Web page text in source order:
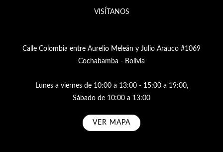
VISÍTANOS
Calle Colombia entre Aurelio Meleán y Julio Arauco #1069
Cochabamba - Bolivia
Lunes a viernes de 10:00 a 13:00 - 15:00 a 19:00,
Sábado de 10:00 a 13:00
VER MAPA